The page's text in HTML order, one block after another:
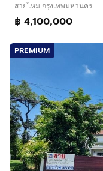
สายไหม กรุงเทพมหานคร
฿ 4,100,000
PREMIUM